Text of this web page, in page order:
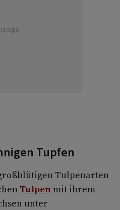
Tupfen
Tulpenarten
Tulpen mit ihrem
unter